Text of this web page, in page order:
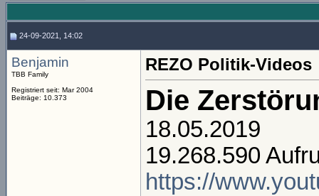
24-09-2021, 14:02
Benjamin
TBB Family
Registriert seit: Mar 2004
Beiträge: 10.373
REZO Politik-Videos
Die
18.05.2019
19.268.590
https://